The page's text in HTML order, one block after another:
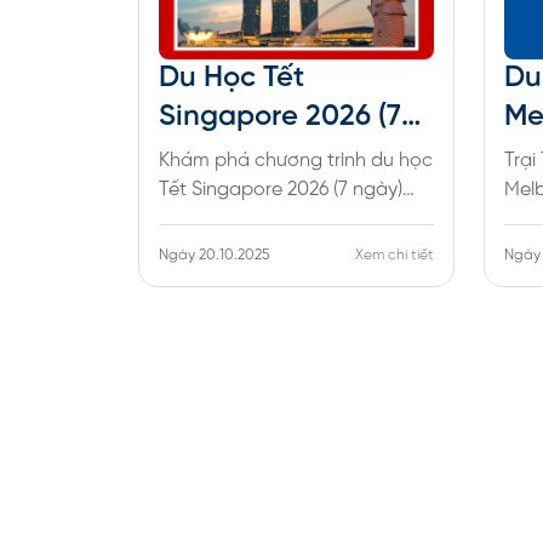
Du Học Tết
Singapore 2026 (7
Ngày): Hành Trình
Khai Phóng Tiềm
Năng Và Định
Hướng Tương Lai Tại
Khám phá chương trình du học
Tết Singapore 2026 (7 ngày)
Trải nghiệm University Tour
Ngày 20.10.2025 Xem chi tiết Ngày